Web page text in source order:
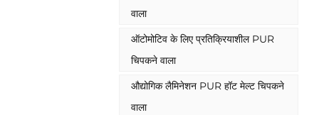
और उपचार प्रक्रिया के दौरान कोई हानिकारक
पदार्थ उत्पन्न नहीं करता है। हॉट मेल्ट एडहेसिव
की तेज़ स्थिति और संरचनात्मक एडहेसिव के
दीर्घकालिक बंधन प्रदर्शन के लाभों को मिलाकर,
यह विभिन्न सामग्रियों की सतह पर एक उच्च-
शक्ति, एंटी-एजिंग और प्रभाव-प्रतिरोधी बंधन
इंटरफ़ेस बना सकता है। औद्योगिक निर्माण,
वाला
ऑटोमोटिव के लिए प्रतिक्रियाशील PUR
चिपकने वाला
औद्योगिक लैमिनेशन PUR हॉट मेल्ट चिपकने
वाला